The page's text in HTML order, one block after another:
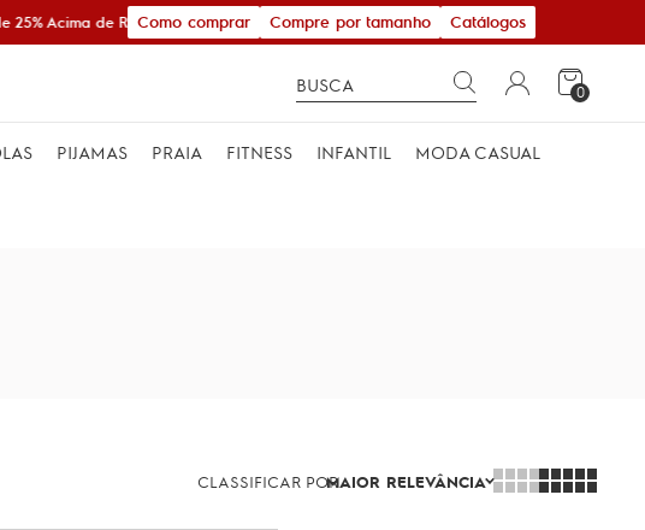
Acima de R$ 600,00Como comprar Compre por tamanho Catálogos
0
PIJAMAS PRAIA FITNESS INFANTIL MODA CASUAL
CLASSIFICAR PORMAIOR RELEVÂNCIA